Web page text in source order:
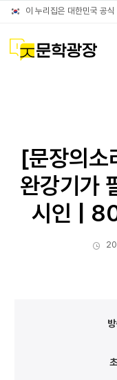
이 누리집은 대한민국 공
문학광장
[문장의소
완강기가
시인 |
작